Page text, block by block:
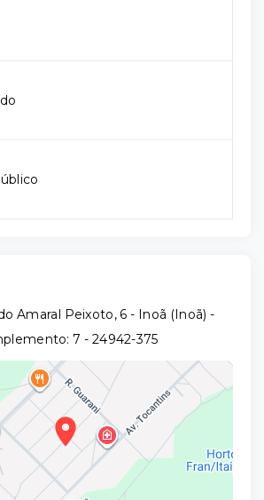
Amaral Peixoto, 6 - Inoã (Inoã) -
7 - 24942-375